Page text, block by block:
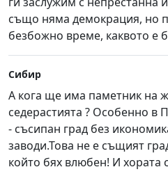
също няма демокрация, но
безбожно време, каквото е
Сибир
А кога ще има паметник на
седерастията ? Особенно в
- съсипан град без
заводи.Това не е същият
който бях влюбен! И хората